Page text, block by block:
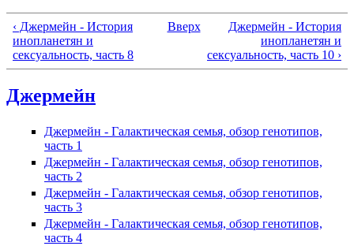
‹ Джермейн - История
инопланетян и
сексуальность, часть 8
Вверх
Джермейн - История
инопланетян и
сексуальность, часть 10 ›
Джермейн
Джермейн - Галактическая семья, обзор генотипов,
часть 1
Джермейн - Галактическая семья, обзор генотипов,
часть 2
Джермейн - Галактическая семья, обзор генотипов,
часть 3
Джермейн - Галактическая семья, обзор генотипов,
часть 4